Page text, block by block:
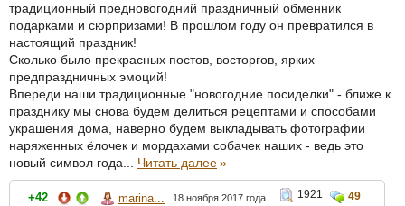
традиционный предновогодний праздничный обменник
подарками и сюрпризами! В прошлом году он превратился в
настоящий праздник!
Сколько было прекрасных постов, восторгов, ярких
предпраздничных эмоций!
Впереди наши традиционные "новогодние посиделки" - ближе к
празднику мы снова будем делиться рецептами и способами
украшения дома, наверно будем выкладывать фотографии
наряженных ёлочек и мордахами собачек наших - ведь это
новый символ года... Читать далее»
+42 marina... 18 ноября 2017 года 1921 49